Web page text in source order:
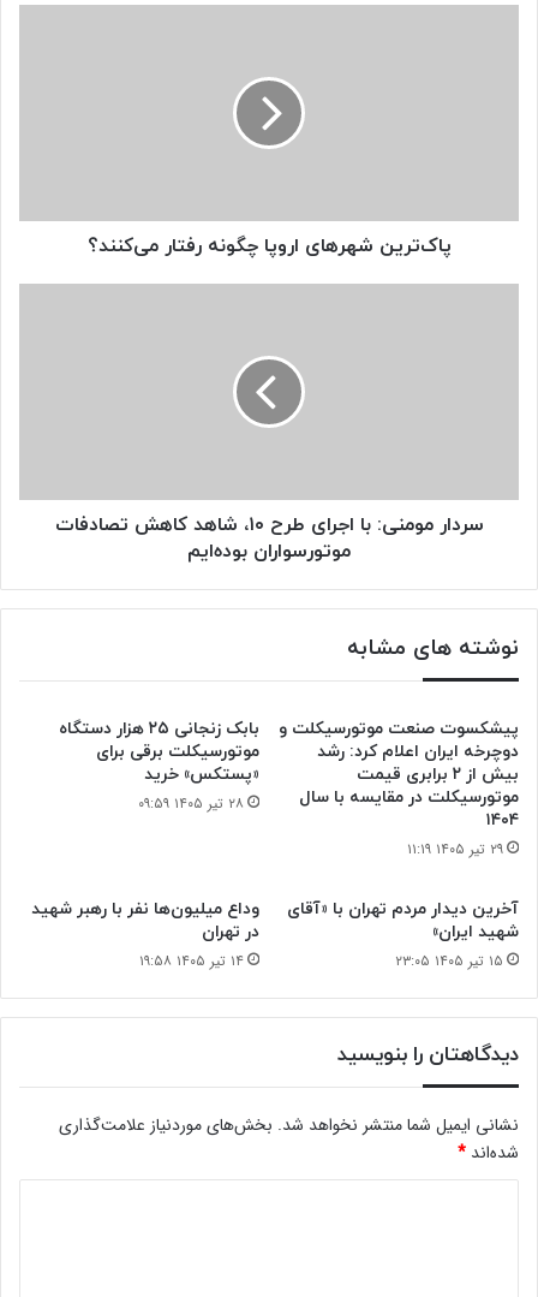
پاک‌ترین شهرهای اروپا چگونه رفتار می‌کنند؟
تصادفات
موتورسواران
سردار مومنی: با اجرای طرح ۱۰، شاهد کاهش تصادفات
موتورسواران بوده‌ایم
نوشته های مشابه
پیشکسوت صنعت موتورسیکلت و
دوچرخه ایران اعلام کرد: رشد
بیش از ۲ برابری قیمت
موتورسیکلت در مقایسه با سال
۱۴۰۴
۲۹ تیر ۱۴۰۵ ۱۱:۱۹
بابک زنجانی ۲۵ هزار دستگاه
موتورسیکلت برقی برای
«پستکس» خرید
۲۸ تیر ۱۴۰۵ ۰۹:۵۹
آخرین دیدار مردم تهران با «آقای
شهید ایران»
۱۵ تیر ۱۴۰۵ ۲۳:۰۵
وداع میلیون‌ها نفر با رهبر شهید
در تهران
۱۴ تیر ۱۴۰۵ ۱۹:۵۸
دیدگاهتان را بنویسید
نشانی ایمیل شما منتشر نخواهد شد. بخش‌های موردنیاز علامت‌گذاری
شده‌اند *